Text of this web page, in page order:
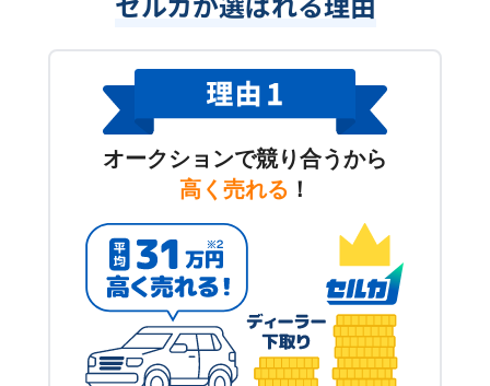
オークションで競り合うから
高く売れる ！